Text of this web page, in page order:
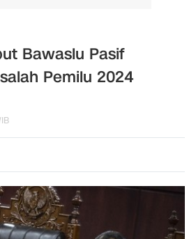
Bawaslu Pasif
Pemilu 2024